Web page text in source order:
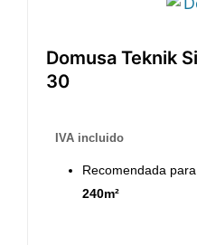
Domusa Teknik
30
IVA incluido
Recomendada
240m²